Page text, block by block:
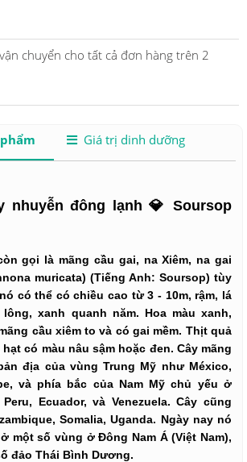
chuyển cho tất cả đơn hàng trên 2
Giá trị dinh dưỡng
nhuyễn đông lạnh 💎 Soursop
gọi là mãng cầu gai, na Xiêm, na gai
muricata) (Tiếng Anh: Soursop) tùy
có thể có chiều cao từ 3 - 10m, rậm, lá
xanh quanh năm. Hoa màu xanh,
cầu xiêm to và có gai mềm. Thịt quả
có màu nâu sậm hoặc đen. Cây mãng
địa của vùng Trung Mỹ như México,
và phía bắc của Nam Mỹ chủ yếu ở
Ecuador, và Venezuela. Cây cũng
Somalia, Uganda. Ngày nay nó
một số vùng ở Đông Nam Á (Việt Nam),
đảo Thái Bình Dương.